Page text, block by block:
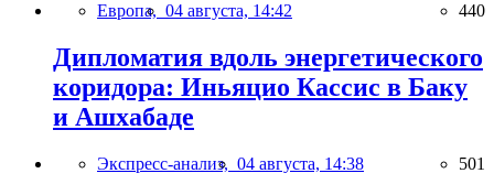
Европа, 04 августа, 14:42 440
Дипломатия вдоль энергетического
коридора: Иньяцио Кассис в Баку
и Ашхабаде
Экспресс-анализ, 04 августа, 14:38 501